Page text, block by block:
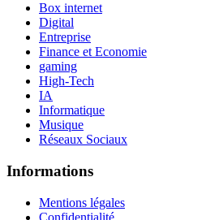
Box internet
Digital
Entreprise
Finance et Economie
gaming
High-Tech
IA
Informatique
Musique
Réseaux Sociaux
Informations
Mentions légales
Confidentialité